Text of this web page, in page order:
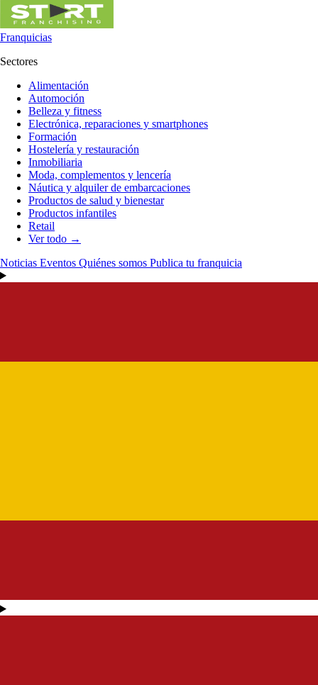
Franquicias
Sectores
Alimentación
Automoción
Belleza y fitness
Electrónica, reparaciones y smartphones
Formación
Hostelería y restauración
Inmobiliaria
Moda, complementos y lencería
Náutica y alquiler de embarcaciones
Productos de salud y bienestar
Productos infantiles
Retail
Ver todo →
Noticias Eventos Quiénes somos Publica tu franquicia